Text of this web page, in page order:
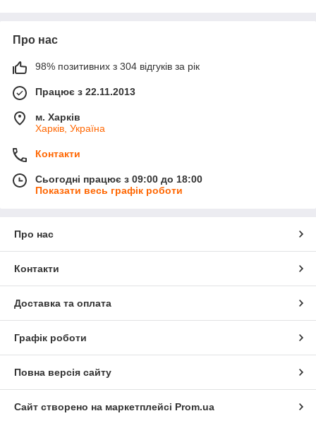
ресурс і термін служби на 80% довше в порівнянні зі
свердлами з інших марок швидкорізальної сталі і
використати високошвидкісні режими свердління - 1500
Про нас
98% позитивних з 304 відгуків за рік
Працює з 22.11.2013
м. Харків
Харків, Україна
Контакти
Сьогодні працює з 09:00 до 18:00
Показати весь графік роботи
Про нас
Контакти
Доставка та оплата
Графік роботи
Повна версія сайту
Сайт створено на маркетплейсі Prom.ua